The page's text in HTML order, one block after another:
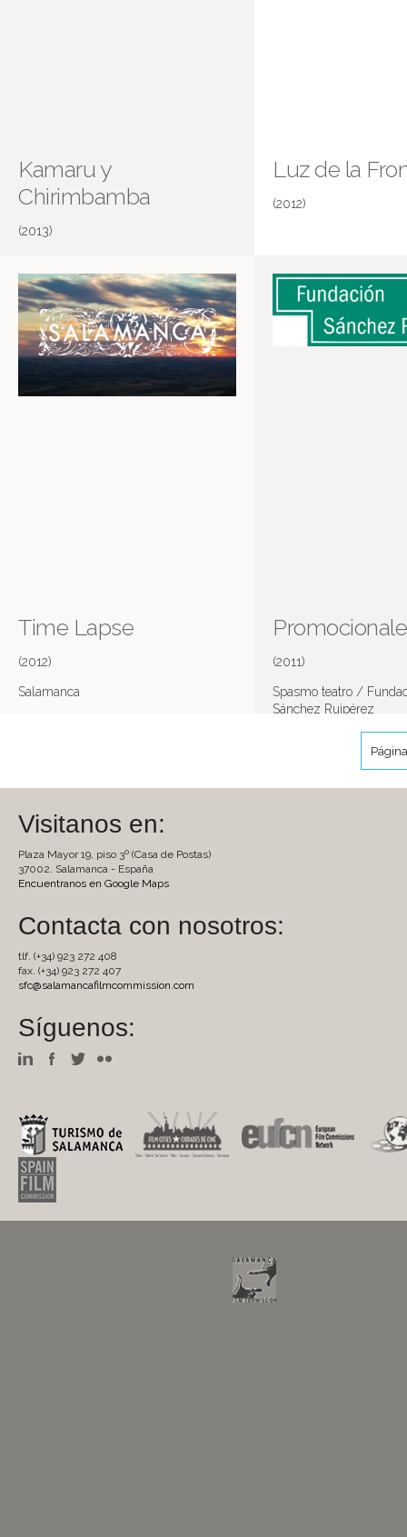
Kamaru y
Chirimbamba
(2013)
Luz de la
(2012)
Time Lapse
(2012)
Salamanca
(2011)
Spasmo teatro /
Sánchez Ruipérez
Visitanos en:
Plaza Mayor 19, piso 3º (Casa de Postas)
37002. Salamanca - España
Encuentranos en Google Maps
Contacta con nosotros:
tlf. (+34) 923 272 408
fax. (+34) 923 272 407
sfc@salamancafilmcommission.com
Síguenos: